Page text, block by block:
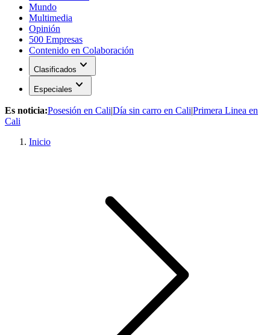
Mundo
Multimedia
Opinión
500 Empresas
Contenido en Colaboración
Clasificados expand_more
Especiales expand_more
Es noticia:Posesión en Cali|Día sin carro en Cali|Primera Linea en
Cali
Inicio